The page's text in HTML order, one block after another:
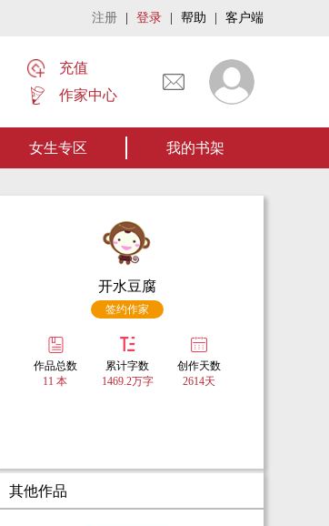
注册 登录 帮助 客户端
《张家摸金秘术》让我们一起开启张家摸金流悬疑作品。【点我
充值
作家中心
女生专区 我的书架
开水豆腐
签约作家
作品总数
11 本
累计字数
1469.2万字
创作天数
2614天
其他作品